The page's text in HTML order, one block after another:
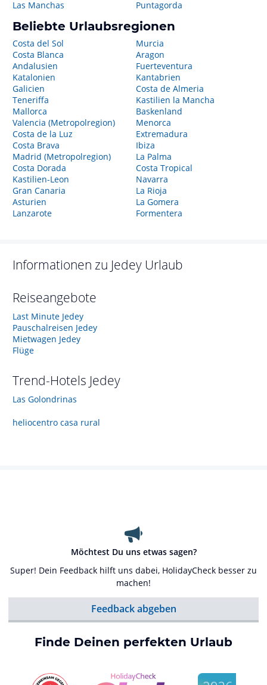
Las Manchas
Puntagorda
Beliebte Urlaubsregionen
Costa del Sol
Costa Blanca
Andalusien
Katalonien
Galicien
Teneriffa
Mallorca
Valencia (Metropolregion)
Costa de la Luz
Costa Brava
Madrid (Metropolregion)
Costa Dorada
Kastilien-Leon
Gran Canaria
Asturien
Lanzarote
Murcia
Aragon
Fuerteventura
Kantabrien
Costa de Almeria
Kastilien la Mancha
Baskenland
Menorca
Extremadura
Ibiza
La Palma
Costa Tropical
Navarra
La Rioja
La Gomera
Formentera
Informationen zu Jedey Urlaub
Reiseangebote
Last Minute Jedey
Pauschalreisen Jedey
Mietwagen Jedey
Flüge
Trend-Hotels Jedey
Las Golondrinas
heliocentro casa rural
Möchtest Du uns etwas sagen?
Super! Dein Feedback hilft uns dabei, HolidayCheck besser zu
machen!
Feedback abgeben
Finde Deinen perfekten Urlaub